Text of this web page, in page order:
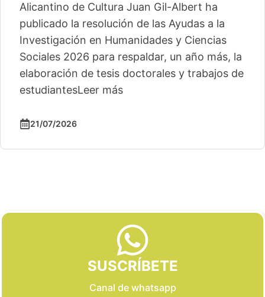
Alicantino de Cultura Juan Gil-Albert ha
publicado la resolución de las Ayudas a la
Investigación en Humanidades y Ciencias
Sociales 2026 para respaldar, un año más, la
elaboración de tesis doctorales y trabajos de
estudiantesLeer más
21/07/2026
SUSCRÍBETE
Canal de whatsapp